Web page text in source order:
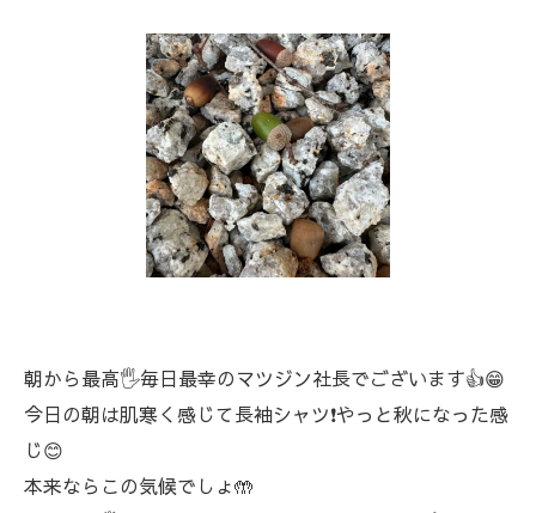
朝から最高🖐️毎日最幸のマツジン社長でございます👍😁
今日の朝は肌寒く感じて長袖シャツ❗やっと秋になった感
じ😊
本来ならこの気候でしょ🤲